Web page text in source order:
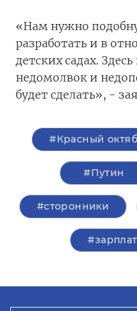
«Нам нужно
разработать и в
детских садах.
недомолвок и
будет сделать», -
#Красный
#Путин
#сторонники